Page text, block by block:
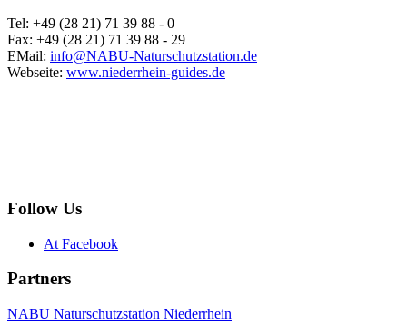
Tel: +49 (28 21) 71 39 88 - 0
Fax: +49 (28 21) 71 39 88 - 29
EMail: info@NABU-Naturschutzstation.de
Webseite: www.niederrhein-guides.de
Follow Us
At Facebook
Partners
NABU Naturschutzstation Niederrhein